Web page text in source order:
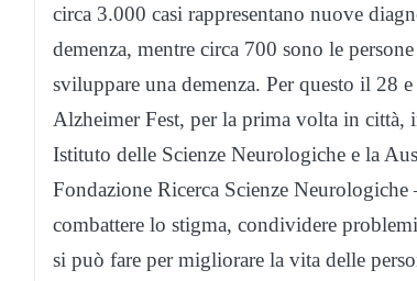
circa 3.000 casi rappresentano nuove
demenza, mentre circa 700 sono le
sviluppare una demenza. Per questo il 28
Alzheimer Fest, per la prima volta in
Istituto delle Scienze Neurologiche e la
Fondazione Ricerca Scienze
combattere lo stigma, condividere
si può fare per migliorare la vita delle